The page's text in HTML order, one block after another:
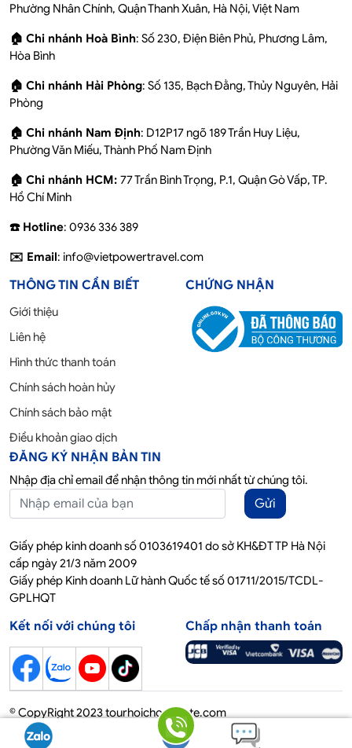
Phường Nhân Chính, Quận Thanh Xuân, Hà Nội, Việt Nam
🏠 Chi nhánh Hoà Bình: Số 230, Điện Biên Phủ, Phương Lâm,
Hòa Bình
🏠 Chi nhánh Hải Phòng: Số 135, Bạch Đằng, Thủy Nguyên, Hải
Phòng
🏠 Chi nhánh Nam Định: D12P17 ngõ 189 Trần Huy Liệu,
Phường Văn Miếu, Thành Phố Nam Định
🏠 Chi nhánh HCM: 77 Trần Bình Trọng, P.1, Quận Gò Vấp, TP.
Hồ Chí Minh
☎️ Hotline: 0936 336 389
✉️ Email: info@vietpowertravel.com
THÔNG TIN CẦN BIẾT
Giới thiệu
Liên hệ
Hình thức thanh toán
Chính sách hoàn hủy
Chính sách bảo mật
Điều khoản giao dịch
CHỨNG NHẬN
ĐĂNG KÝ NHẬN BẢN TIN
Nhập địa chỉ email để nhận thông tin mới nhất từ chúng tôi.
Gửi
Giấy phép kinh doanh số 0103619401 do sở KH&ĐT TP Hà Nội
cấp ngày 21/3 năm 2009
Giấy phép Kinh doanh Lữ hành Quốc tế số 01711/2015/TCDL-
GPLHQT
Kết nối với chúng tôi Chấp nhận thanh toán
© CopyRight 2023 tourhoichoquocte.com